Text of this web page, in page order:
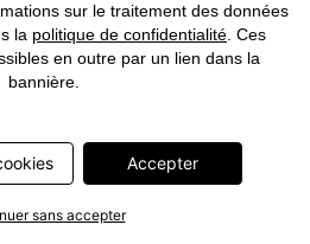
sur le traitement des données
la politique de confidentialité . Ces
en outre par un lien dans la
bannière.
Accepter
sans accepter